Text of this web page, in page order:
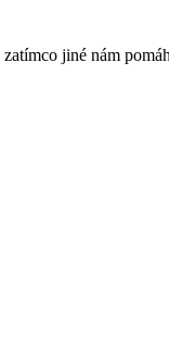
jiné nám